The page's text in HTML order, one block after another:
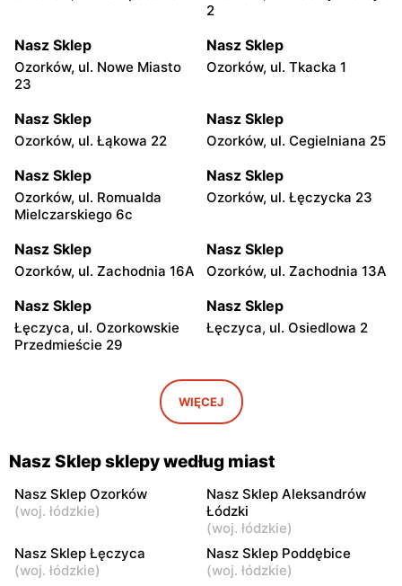
2
Nasz Sklep
Ozorków, ul. Nowe Miasto
23
Nasz Sklep
Ozorków, ul. Tkacka 1
Nasz Sklep
Ozorków, ul. Łąkowa 22
Nasz Sklep
Ozorków, ul. Cegielniana 25
Nasz Sklep
Ozorków, ul. Romualda
Mielczarskiego 6c
Nasz Sklep
Ozorków, ul. Łęczycka 23
Nasz Sklep
Ozorków, ul. Zachodnia 16A
Nasz Sklep
Ozorków, ul. Zachodnia 13A
Nasz Sklep
Łęczyca, ul. Ozorkowskie
Przedmieście 29
Nasz Sklep
Łęczyca, ul. Osiedlowa 2
Aleksandrów Łódzki, ul. Ks.
Nasz Sklep
Łęczyca, ul. Belwederska
77
Nasz Sklep
Łęczyca, ul. Gen.
Franciszka Altera 1 A
Nasz Sklep
Stare Krasnodęby, ul.
Podgórna 5
Aleksandrów Łódzki, ul.
Bełdów 41
Nasz Sklep
Łęczyca, ul. Leżnica Mała
54A
WIĘCEJ
Nasz Sklep sklepy według miast
Nasz Sklep Ozorków
(woj. łódzkie)
Nasz Sklep Aleksandrów
Łódzki
(woj. łódzkie)
Nasz Sklep Łęczyca
(woj. łódzkie)
Nasz Sklep Poddębice
(woj. łódzkie)